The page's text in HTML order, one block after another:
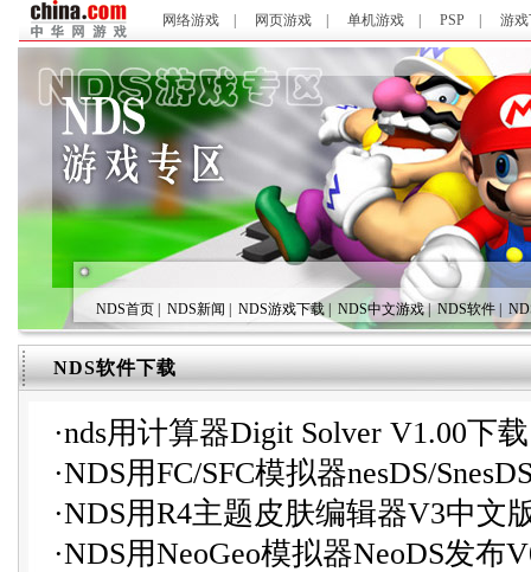
网络游戏 网页游戏 单机游戏 PSP 游
NDS首页 NDS新闻 NDS游戏下载 NDS中文游戏| NDS软件
NDS软件下载
·nds用计算器Digit Solver V1.00下载
·NDS用FC/SFC模拟器nesDS/
·NDS用R4主题皮肤编辑器V3中文
·NDS用NeoGeo模拟器NeoDS发布